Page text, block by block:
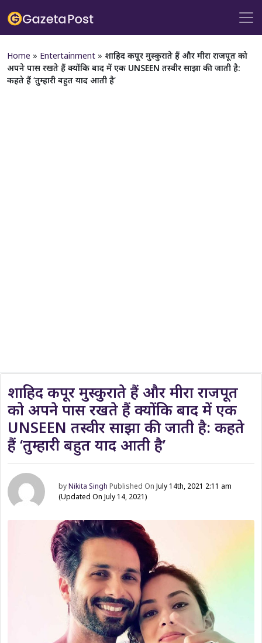
Home » Entertainment » शाहिद कपूर मुस्कुराते हैं और मीरा राजपूत को
अपने पास रखते हैं क्योंकि बाद में एक UNSEEN तस्वीर साझा की जाती है:
कहते हैं ‘तुम्हारी बहुत याद आती है’
शाहिद कपूर मुस्कुराते हैं और मीरा राजपूत
को अपने पास रखते हैं क्योंकि बाद में एक
UNSEEN तस्वीर साझा की जाती है: कहते
हैं ‘तुम्हारी बहुत याद आती है’
byNikita Singh Published OnJuly 14th, 2021 2:11 am
(Updated On July 14, 2021)